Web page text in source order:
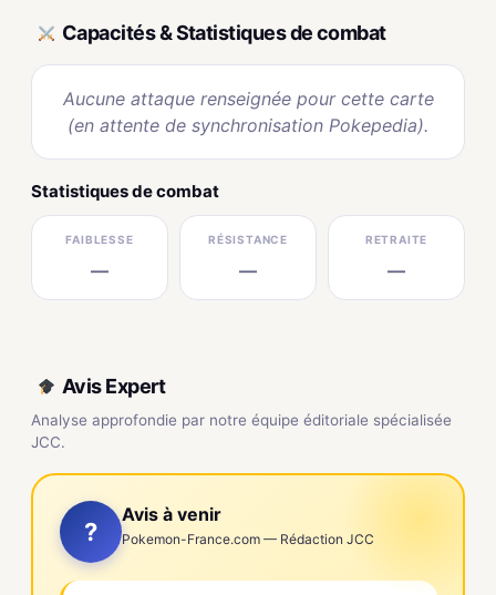
Capacités & Statistiques de combat
Aucune attaque renseignée pour cette carte
(en attente de synchronisation Pokepedia).
Statistiques de combat
FAIBLESSE
—
RÉSISTANCE
—
RETRAITE
—
Avis Expert
Analyse approfondie par notre équipe éditoriale spécialisée
JCC.
?
Avis à venir
Pokemon-France.com — Rédaction JCC